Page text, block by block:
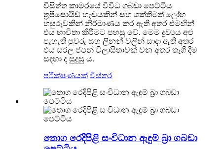
විසිත්ත කාමරයේ විවිධ ගබඩා පෙට්ටිය
ත්‍රපීසොයිඩ් හැඩයකින් සහ ශක්තිමත් ලෝහ
හසුරුවකින් නිර්මාණය කර ඇති අතර එමඟින්
එය භාවිතා කිරීමට පහසු වේ. මෙම ද්‍රව්‍යය අළු
පැහැති පුවරු සහ ලිනන් වලින් සාදා ඇති අතර
එය සරල ජපන් විලාසිතාවක් වන අතර තෑගි දීම
සඳහා ද සුදුසු ය.
පරීක්ෂණයක් විස්තර
තොග රෙදිපිළි සංවිධාන ඇඳුම් බ්‍රා ගබඩා